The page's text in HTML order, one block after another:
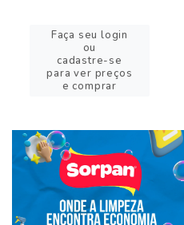
Faça seu login
ou
cadastre-se
para ver preços
e comprar